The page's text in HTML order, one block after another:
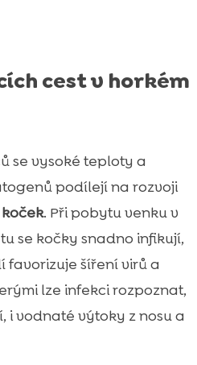
cest v horkém
se vysoké teploty a
podílejí na rozvoji
. Při pobytu venku v
se kočky snadno infikují,
favorizuje šíření virů a
lze infekci rozpoznat,
i vodnaté výtoky z nosu a